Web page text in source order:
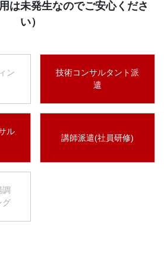
は未発生なのでご安心くださ
い）
ン
技術コンサルタント派
遣
ル
講師派遣(社員研修)
グ